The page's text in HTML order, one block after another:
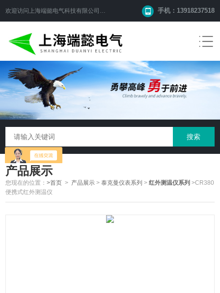
欢迎访问 上海端懿电气科技有限公司 网站！ 手机：13918237518
产品展示
您现在的位置：>首页 > 产品展示 >泰克曼仪表系列 >红外测温仪系列 >CR380
便携式红外测温仪